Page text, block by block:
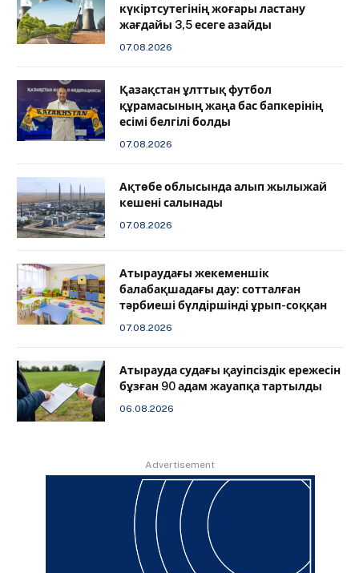
күкіртсутегінің жоғары ластану
жағдайы 3,5 есеге азайды
07.08.2026
Қазақстан ұлттық футбол
құрамасының жаңа бас бапкерінің
есімі белгілі болды
07.08.2026
Ақтөбе облысында алып жылыжай
кешені салынады
07.08.2026
Атыраудағы жекеменшік
балабақшадағы дау: сотталған
тәрбиеші бүлдіршінді ұрып-соққан
07.08.2026
Атырауда судағы қауіпсіздік ережесін
бұзған 90 адам жауапқа тартылды
06.08.2026
Advertisement